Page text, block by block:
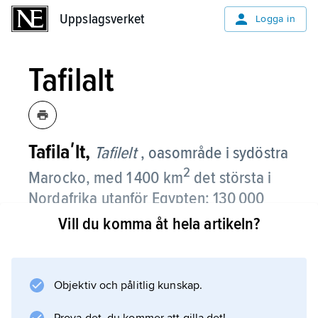
Uppslagsverket Logga in
Tafilalt
Tafilaʹlt, Tafilelt , oasområde i sydöstra
Marocko, med 1 400 km2 det största i
Nordafrika utanför Egypten; 130 000
invånare (1990).
västsahariska karavanrutten från Niger till
Tanger. Från den av berber 757 anlagda
Vill du komma åt hela artikeln?
Objektiv och pålitlig kunskap.